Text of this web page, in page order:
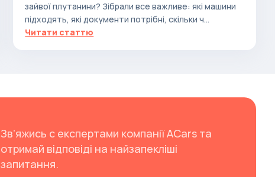
зайвої плутанини? Зібрали все важливе: які машини
підходять, які документи потрібні, скільки ч...
Читати статтю
Зв’яжись с експертами компанії ACars та
отримай відповіді на найзапекліші
запитання.